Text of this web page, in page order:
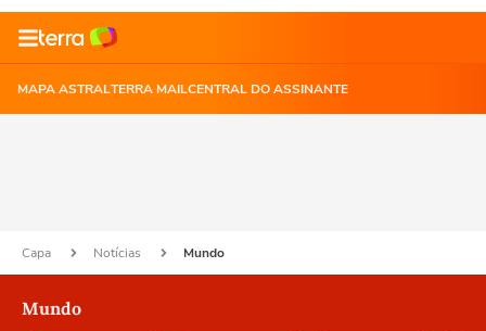
MAPA ASTRALTERRA MAILCENTRAL DO ASSINANTE
Capa Notícias Mundo
Mundo